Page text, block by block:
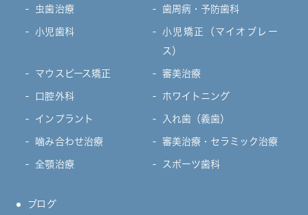
虫歯治療 歯周病・予防歯科
小児歯科
小児矯正（マイオブレー
ス）
マウスピース矯正 審美治療
口腔外科 ホワイトニング
インプラント 入れ歯（義歯）
噛み合わせ治療 審美治療・セラミック治療
全顎治療 スポーツ歯科
ブログ